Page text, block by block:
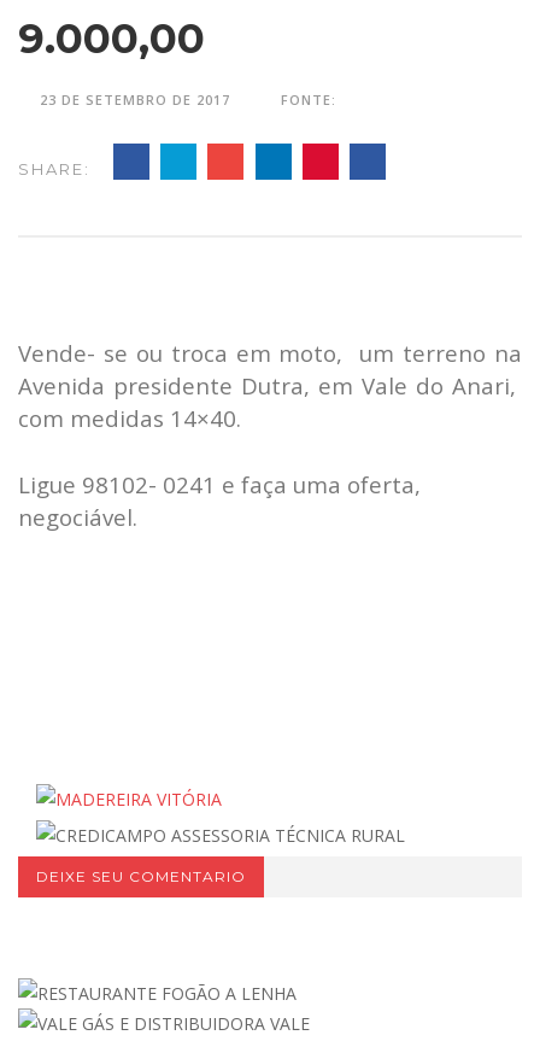
9.000,00
23 DE SETEMBRO DE 2017 FONTE:
SHARE:
Vende- se ou troca em moto, um terreno na
Avenida presidente Dutra, em Vale do Anari,
com medidas 14×40.
Ligue 98102- 0241 e faça uma oferta,
negociável.
DEIXE SEU COMENTARIO